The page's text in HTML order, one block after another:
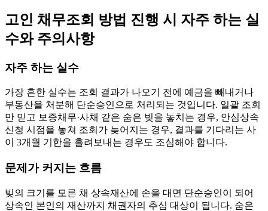
고인 채무조회 방법 진행 시 자주 하는 실
수와 주의사항
자주 하는 실수
가장 흔한 실수는 조회 결과가 나오기 전에 예금을 빼내거나
부동산을 처분해 단순승인으로 처리되는 것입니다. 일괄 조회
만 믿고 보증채무·사채 같은 숨은 빚을 놓치는 경우, 안심상속
신청 시점을 놓쳐 조회가 늦어지는 경우, 결과를 기다리는 사
이 3개월 기한을 흘려보내는 경우도 조심해야 합니다.
문제가 커지는 흐름
빚의 크기를 모른 채 상속재산에 손을 대면 단순승인이 되어
상속인 본인의 재산까지 채권자의 추심 대상이 됩니다. 숨은